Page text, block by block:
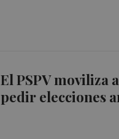
El PSPV moviliza
pedir elecciones